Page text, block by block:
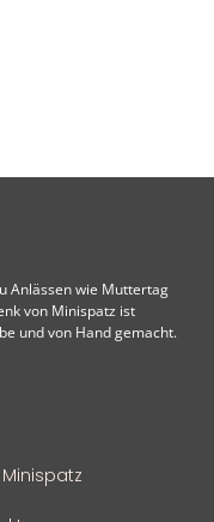
Anlässen wie Muttertag
von Minispatz ist
und von Hand gemacht.